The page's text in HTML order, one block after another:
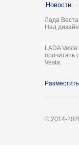
Новости ·
Лада
Над
LADA
прочитать
Vesta.
© 2014-